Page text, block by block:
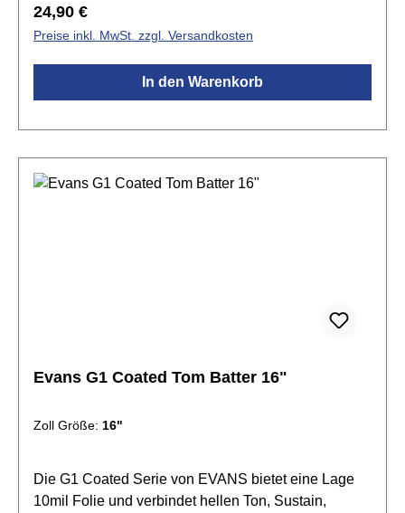
Standard für einen offenen und ausdrucksvollen
Sound. Tief gestimmt produziert sie einen grollenden
Rumble, der den natürlichen Sound des Kessels
betont. Die beschichtete Version liefert zusätzliche
14"beschichteteinlagig 1x 10mil Folieoffener und
360 Technologie
Regulärer Preis:
24,90 €
Preise inkl. MwSt. zzgl. Versandkosten
In den Warenkorb
Evans G1 Coated Tom Batter 16"
Zoll Größe: 16"
Die G1 Coated Serie von EVANS bietet eine Lage
10mil Folie und verbindet hellen Ton, Sustain,